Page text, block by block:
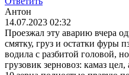
Антон
14.07.2023 02:32
Проезжал эту аварию вчера
смятку, груз и остатки фуры
водила с разбитой головой,
грузовик зерновоз: камаз